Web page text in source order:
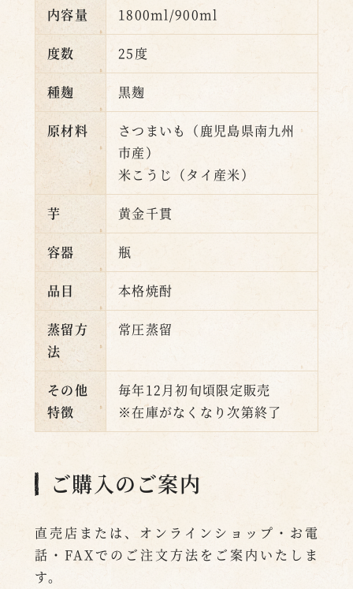
内容量 1800ml/900ml
度数 25度
種麹 黒麹
原材料
さつまいも（鹿児島県南九州
市産）
米こうじ（タイ産米）
芋 黄金千貫
容器 瓶
品目 本格焼酎
蒸留方
法
常圧蒸留
その他
特徴
毎年12月初旬頃限定販売
※在庫がなくなり次第終了
ご購入のご案内
直売店または、オンラインショップ・お電
話・FAXでのご注文方法をご案内いたしま
す。